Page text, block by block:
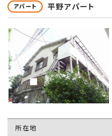
アパート 平野アパート
所在地